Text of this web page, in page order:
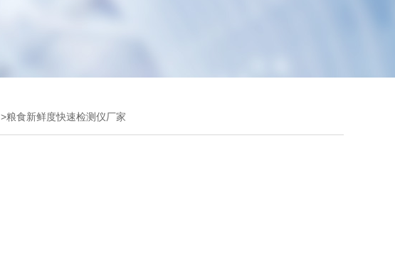
>粮食新鲜度快速检测仪厂家